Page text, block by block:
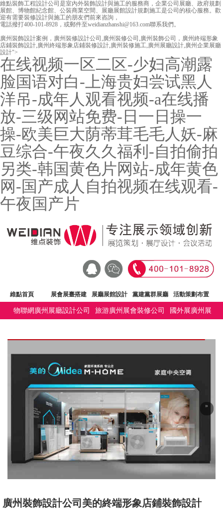
維點裝飾工程設計公司是室內外裝飾設計與施工的服務商，企業公司展廳、政府規劃
展館、博物館紀念館、公裝商業空間、展廳展館設計規劃施工是公司的核心服務。歡
迎有需要裝修設計與施工的朋友們前來咨詢，
電話撥打400-101-8928，或郵件至weidianzhanshi@163.com聯系我們。
廣州裝飾設計案例，廣州裝修設計公司,廣州裝修公司,廣州裝飾公司，廣州終端形象
店鋪裝飾設計,廣州終端形象店鋪裝修設計,廣州裝修施工,廣州展廳設計,廣州企業展廳
設計">
在线视频一区二区-少妇高潮露
脸国语对白-上海贵妇尝试黑人
洋吊-成年人观看视频-a在线播
放-三级网站免费-日一日操一
操-欧美巨大荫蒂茸毛毛人妖-麻
豆综合-午夜久久福利-自拍偷拍
另类-韩国黄色片网站-成年黄色
网-国产成人自拍视频在线观看-
午夜国产片
維點首頁 展會展臺搭建 展廳展館設計 黨建黨群展廳 活動策劃布置
文化建設 廣州展臺設計公司深圳展覽會設計公司維點公司
物聯網廣州展廳設計公司 旅游廣州展會裝修公司 國外展廣州展
»
廣州裝飾設計公司美的終端形象店鋪裝飾設計